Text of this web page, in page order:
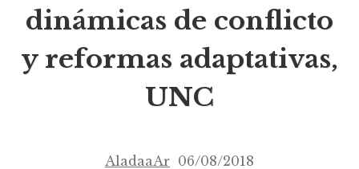
dinámicas de conflicto
y reformas adaptativas,
UNC
AladaaAr 06/08/2018